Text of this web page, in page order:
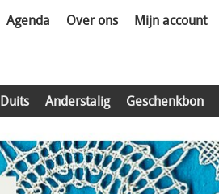
Agenda Over ons Mijn account
Duits Anderstalig Geschenkbon